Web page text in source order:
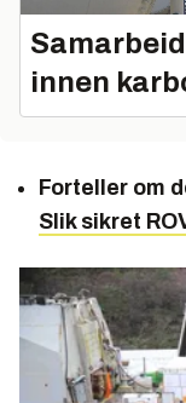
innen
Forteller om
Slik sikret